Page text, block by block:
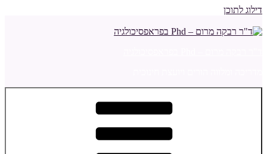
דילוג לתוכן